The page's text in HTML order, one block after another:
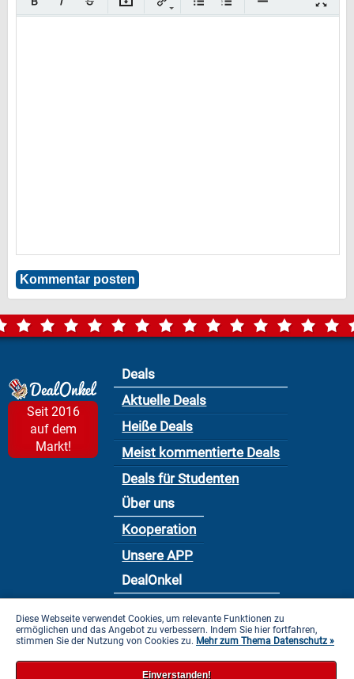
Seit 2016
auf dem
Markt!
Deals
Aktuelle Deals
Heiße Deals
Meist kommentierte Deals
Deals für Studenten
Über uns
Kooperation
Unsere APP
DealOnkel
Datenschutzbestimmung
Impressum
Diese Webseite verwendet Cookies, um relevante Funktionen zu
ermöglichen und das Angebot zu verbessern. Indem Sie hier fortfahren,
stimmen Sie der Nutzung von Cookies zu. Mehr zum Thema Datenschutz »